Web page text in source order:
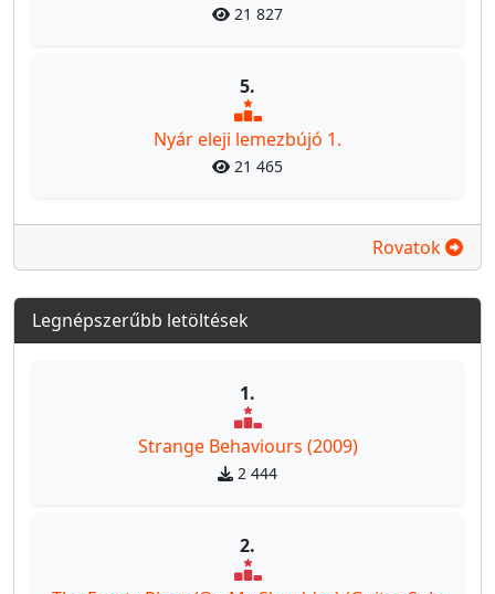
21 827
5.
Nyár eleji lemezbújó 1.
21 465
Rovatok
Legnépszerűbb letöltések
1.
Strange Behaviours (2009)
2 444
2.